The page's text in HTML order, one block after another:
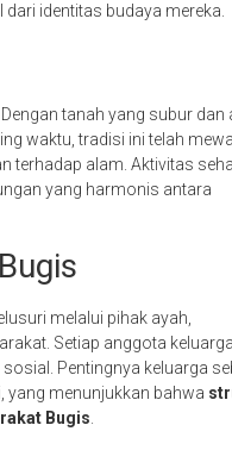
identitas budaya mereka.
tanah yang subur dan
waktu, tradisi ini telah
terhadap alam. Aktivitas
yang harmonis antara
melalui pihak ayah,
Setiap anggota
Pentingnya keluarga
yang menunjukkan bahwa
Bugis